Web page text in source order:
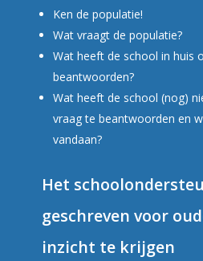
Ken de populatie!
Wat vraagt de populatie?
Wat heeft de school in huis
beantwoorden?
Wat heeft de school (nog)
vraag te beantwoorden en
vandaan?
Het
geschreven voor
inzicht te krijgen